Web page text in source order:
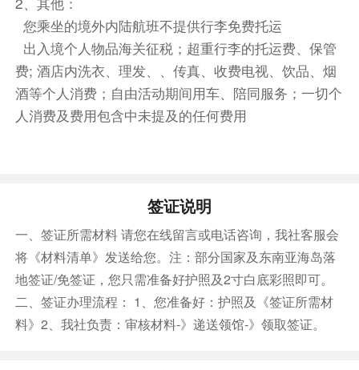
质酒店及套房
第4天
酒店早餐
早餐后，洛杉矶市区游览（游览时间不少于2小
街头魔幻现实主义的秀场。从玛丽莲·梦露的手印
到黑豹的足迹，从街头蜘蛛侠的合影陷阱到凌晨吟
游诗人的即兴说唱，每块地砖都踩着半个世纪的名
利梦与破碎感。
【中国剧院（外观）】--在好莱坞星光大道的核心
地带，一座龙檐斗拱的东方宫殿闯入加州烈日之下
——这不是真正的中国建筑，却是好莱坞黄金时代
您乘坐的境外内陆航班不提供行李免费托运
出入境个人物品海关征税；超重行李的托运费、保管
费; 酒店内洗衣、理发、、传真、收费电视、饮品、烟
酒等个人消费；自由活动期间用车、陪同服务；一切个
人消费及费用包含中未提及的任何费用
签证说明
一、签证所需材料 请您在线留言或电话咨询，我社客服会
将《材料清单》发送给您。注：部分国家及东南亚海岛落
地签证/免签证，您只需准备好护照及2寸白底彩照即可。
二、签证办理流程： 1、您准备好：护照及《签证所需材
料》2、我社负责：审核材料-》递送领馆-》领取签证。